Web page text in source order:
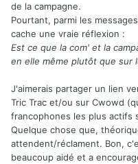
de la campagne.
Pourtant, parmi les
cache une vraie réflexion :
Est ce que la com' et la
en elle même plutôt que sur
J'aimerais partager un lien
Tric Trac et/ou sur Cwowd
francophones les plus actifs
Quelque chose que,
attendent/réclament. Bon,
beaucoup aidé et a